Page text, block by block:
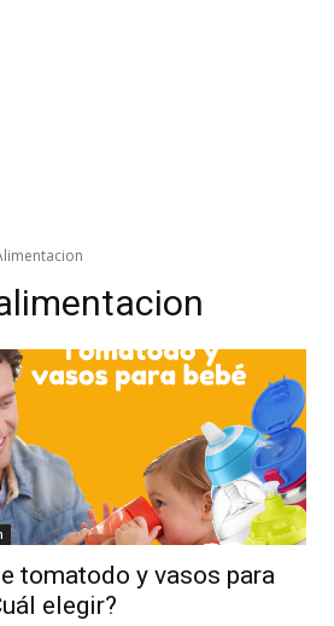
tomatodo y vasos para
elegir?